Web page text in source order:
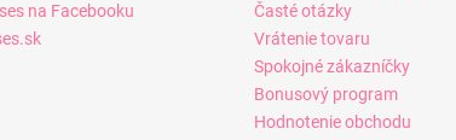
na Facebooku
Časté otázky
Vrátenie tovaru
Spokojné zákazníčky
Bonusový program
Hodnotenie obchodu